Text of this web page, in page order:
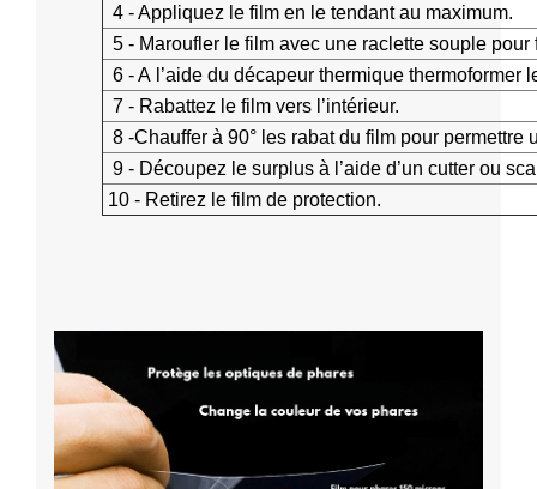
4 - Appliquez le film en le tendant au maximum.
5 - Maroufler le film avec une raclette souple pour
6 - A l’aide du décapeur thermique thermoformer
7 - Rabattez le film vers l’intérieur.
8 -Chauffer à 90° les rabat du film pour permettre
9 - Découpez le surplus à l’aide d’un cutter ou
10 - Retirez le film de protection.